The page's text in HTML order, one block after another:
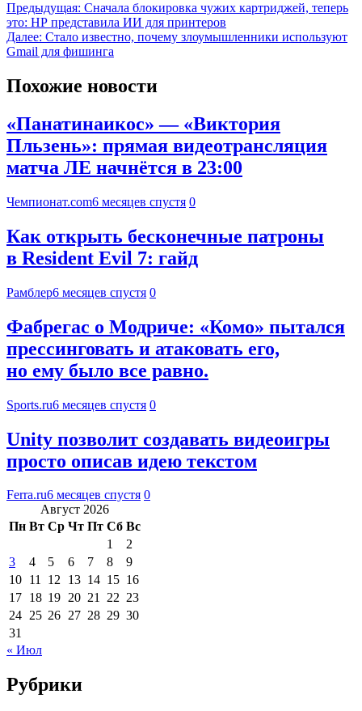
Предыдущая: Сначала блокировка чужих картриджей, теперь
это: HP представила ИИ для принтеров
Далее: Стало известно, почему злоумышленники используют
Gmail для фишинга
Похожие новости
«Панатинаикос» — «Виктория
Пльзень»: прямая видеотрансляция
матча ЛЕ начнётся в 23:00
Чемпионат.com6 месяцев спустя 0
Как открыть бесконечные патроны
в Resident Evil 7: гайд
Рамблер6 месяцев спустя 0
Фабрегас о Модриче: «Комо» пытался
прессинговать и атаковать его,
но ему было все равно.
Sports.ru6 месяцев спустя 0
Unity позволит создавать видеоигры
просто описав идею текстом
Ferra.ru6 месяцев спустя 0
Август 2026
Пн Вт Ср Чт Пт Сб Вс
1
2
3
4 5 6 7 8
9
10 11 12 13 14 15 16
17 18 19 20 21 22 23
24 25 26 27 28 29 30
31
« Июл
Рубрики